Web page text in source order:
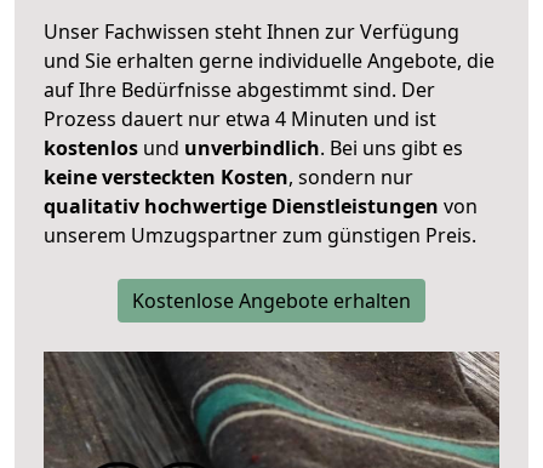
Unser Fachwissen steht Ihnen zur Verfügung
und Sie erhalten gerne individuelle Angebote, die
auf Ihre Bedürfnisse abgestimmt sind. Der
Prozess dauert nur etwa 4 Minuten und ist
kostenlos und unverbindlich. Bei uns gibt es
keine versteckten Kosten, sondern nur
qualitativ hochwertige Dienstleistungen von
unserem Umzugspartner zum günstigen Preis.
Kostenlose Angebote erhalten